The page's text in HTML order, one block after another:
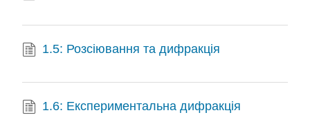
1.5: Розсіювання та дифракція
1.6: Експериментальна дифракція